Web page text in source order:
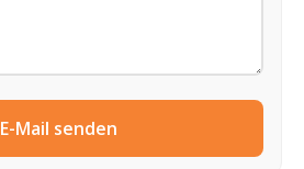
E-Mail senden